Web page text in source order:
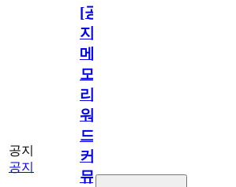
공지
공지
[공
지]
메
모
리
워
드
커
뮤